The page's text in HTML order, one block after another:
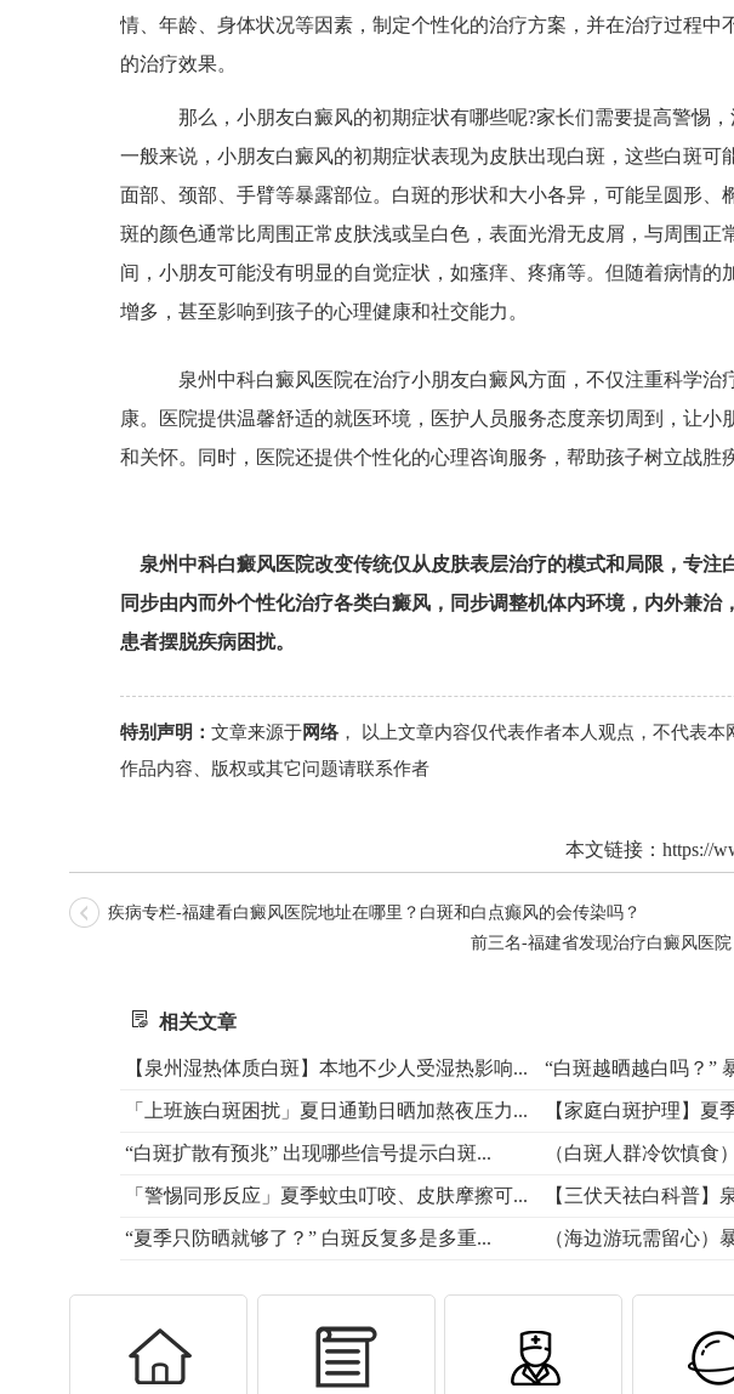
情、年龄、身体状况等因素，制定个性化的治疗方案，并在治疗过程
的治疗效果。
那么，小朋友白癜风的初期症状有哪些呢?家长们需要提高警惕，
一般来说，小朋友白癜风的初期症状表现为皮肤出现白斑，这些白斑可
面部、颈部、手臂等暴露部位。白斑的形状和大小各异，可能呈圆形、
斑的颜色通常比周围正常皮肤浅或呈白色，表面光滑无皮屑，与周围正
间，小朋友可能没有明显的自觉症状，如瘙痒、疼痛等。但随着病情的
增多，甚至影响到孩子的心理健康和社交能力。
泉州中科白癜风医院在治疗小朋友白癜风方面，不仅注重科学治
康。医院提供温馨舒适的就医环境，医护人员服务态度亲切周到，让小
和关怀。同时，医院还提供个性化的心理咨询服务，帮助孩子树立战胜
泉州中科白癜风医院改变传统仅从皮肤表层治疗的模式和局限，专注
同步由内而外个性化治疗各类白癜风，同步调整机体内环境，内外兼治
患者摆脱疾病困扰。
特别声明： 文章来源于网络， 以上文章内容仅代表作者本人观点，不代表
作品内容、版权或其它问题请联系作者
本文链接： https://
疾病专栏-福建看白癜风医院地址在哪里？白斑和白点癫风的会传染吗？
前三名-福建省发现治疗白癜风医
相关文章
【泉州湿热体质白斑】本地不少人受湿热影响... “白斑越晒越白吗？”
「上班族白斑困扰」夏日通勤日晒加熬夜压力... 【家庭白斑护理】夏
“白斑扩散有预兆” 出现哪些信号提示白斑... （白斑人群冷饮慎食
「警惕同形反应」夏季蚊虫叮咬、皮肤摩擦可... 【三伏天祛白科普】
“夏季只防晒就够了？” 白斑反复多是多重... （海边游玩需留心）